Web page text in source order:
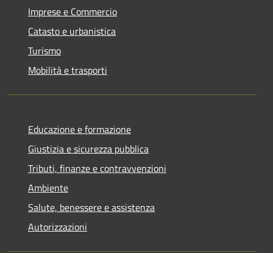
Imprese e Commercio
Catasto e urbanistica
Turismo
Mobilità e trasporti
Educazione e formazione
Giustizia e sicurezza pubblica
Tributi, finanze e contravvenzioni
Ambiente
Salute, benessere e assistenza
Autorizzazioni